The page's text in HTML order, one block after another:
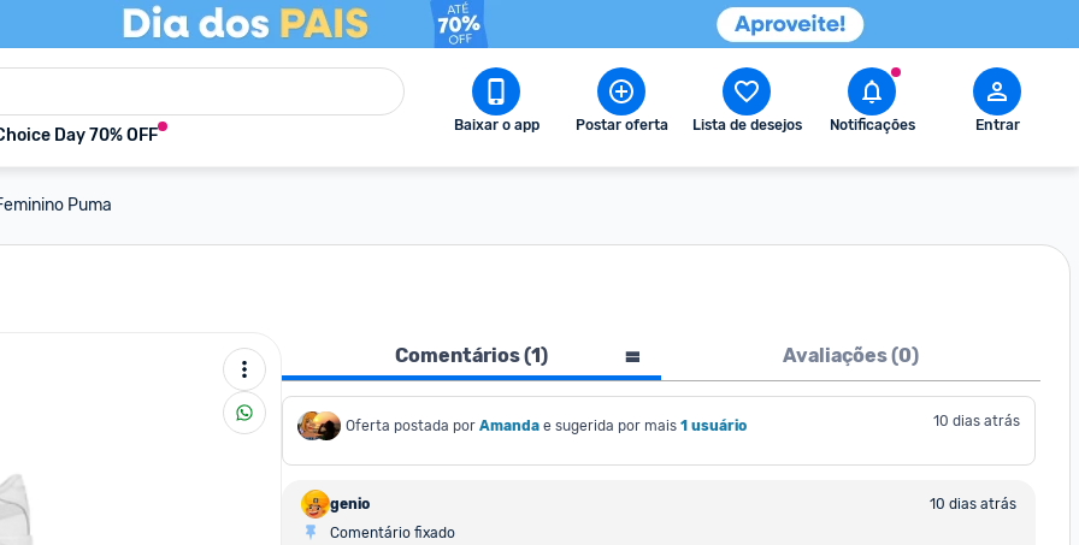
Day 70% OFF Baixar o app Postar oferta Lista de desejos Notificações Entrar
Puma
Comentários (1) Avaliações (0)
Oferta postada por Amanda e sugerida por mais 1 usuário 10 dias atrás
genio
10 dias atrás
Comentário fixado